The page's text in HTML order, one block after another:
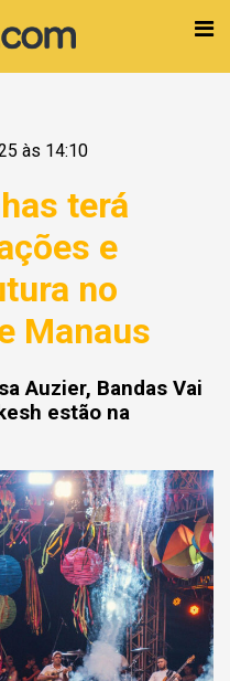
às 14:10
terá
e
no
Manaus
Auzier, Bandas Vai
estão na